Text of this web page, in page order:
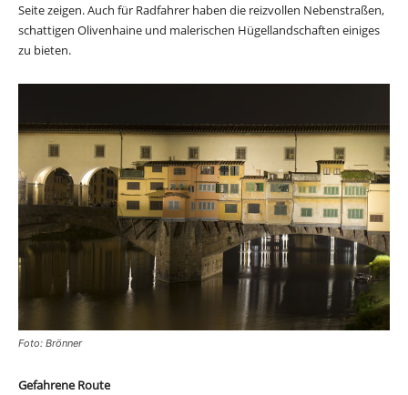
Seite zeigen. Auch für Radfahrer haben die reizvollen Nebenstraßen,
schattigen Olivenhaine und malerischen Hügellandschaften einiges
zu bieten.
Foto: Brönner
Gefahrene Route